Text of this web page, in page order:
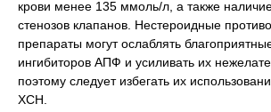
крови менее 135 ммоль/л, а также
стенозов клапанов. Нестероидные
препараты могут ослаблять
ингибиторов АПФ и усиливать их
поэтому следует избегать их
ХСН.